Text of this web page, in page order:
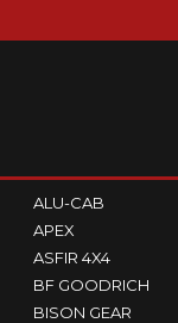
ALU-CAB
APEX
ASFIR 4X4
BF GOODRICH
BISON GEAR